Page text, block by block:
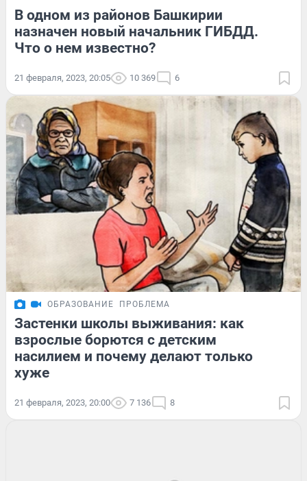
В одном из районов Башкирии
назначен новый начальник ГИБДД.
Что о нем известно?
21 февраля, 2023, 20:05 10 369 6
ОБРАЗОВАНИЕ ПРОБЛЕМА
Застенки школы выживания: как
взрослые борются с детским
насилием и почему делают только
хуже
21 февраля, 2023, 20:00 7 136 8